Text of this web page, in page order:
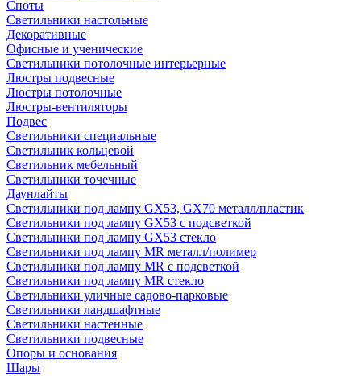
Споты
Светильники настольные
Декоративные
Офисные и ученические
Светильники потолочные интерьерные
Люстры подвесные
Люстры потолочные
Люстры-вентиляторы
Подвес
Светильники специальные
Светильник кольцевой
Светильник мебельный
Светильники точечные
Даунлайты
Светильники под лампу GX53, GX70 металл/пластик
Светильники под лампу GX53 с подсветкой
Светильники под лампу GX53 стекло
Светильники под лампу MR металл/полимер
Светильники под лампу MR с подсветкой
Светильники под лампу MR стекло
Светильники уличные садово-парковые
Светильники ландшафтные
Светильники настенные
Светильники подвесные
Опоры и основания
Шары